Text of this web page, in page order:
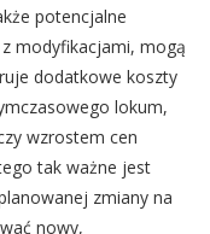
potencjalne
modyfikacjami, mogą
dodatkowe koszty
lokum,
wzrostem cen
tak ważne jest
zmiany na
nowy,